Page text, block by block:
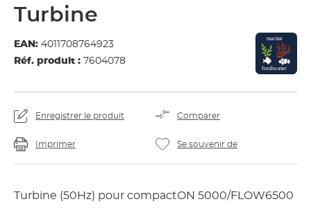
Turbine
EAN: 4011708764923
Réf. produit : 7604078
Enregistrer le produit Comparer
Imprimer Se souvenir de
Turbine (50Hz) pour compactON 5000/FLOW6500